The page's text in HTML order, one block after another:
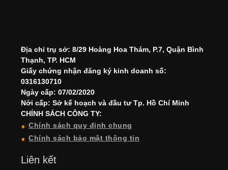
Địa chỉ trụ sở: 8/29 Hoàng Hoa Thám, P.7, Quận Bình
Thạnh, TP. HCM
Giấy chứng nhận đăng ký kinh doanh số:
0316130710
Ngày cấp: 07/02/2020
Nới cấp: Sở kế hoạch và đầu tư Tp. Hồ Chí Minh
CHÍNH SÁCH CÔNG TY:
Chính sách quy định chung
Chính sách bảo mật thông tin
Liên kết